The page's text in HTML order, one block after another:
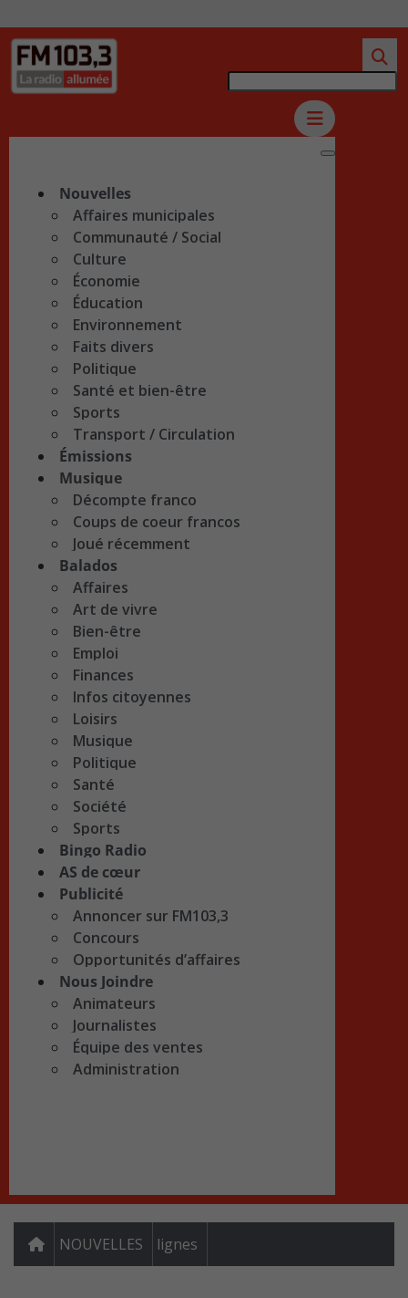
Nouvelles
Affaires municipales
Communauté / Social
Culture
Économie
Éducation
Environnement
Faits divers
Politique
Santé et bien-être
Sports
Transport / Circulation
Émissions
Musique
Décompte franco
Coups de coeur francos
Joué récemment
Balados
Affaires
Art de vivre
Bien-être
Emploi
Finances
Infos citoyennes
Loisirs
Musique
Politique
Santé
Société
Sports
Bingo Radio
AS de cœur
Publicité
Annoncer sur FM103,3
Concours
Opportunités d’affaires
Nous Joindre
Animateurs
Journalistes
Équipe des ventes
Administration
NOUVELLES lignes